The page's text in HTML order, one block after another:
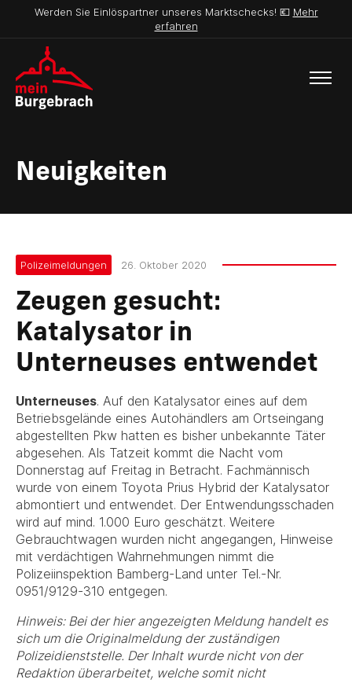
Werden Sie Einlöspartner unseres Marktschecks! 💶 Mehr
erfahren
Neuigkeiten
Polizeimeldungen 26. Oktober 2020
Zeugen gesucht:
Katalysator in
Unterneuses entwendet
Unterneuses. Auf den Katalysator eines auf dem
Betriebsgelände eines Autohändlers am Ortseingang
abgestellten Pkw hatten es bisher unbekannte Täter
abgesehen. Als Tatzeit kommt die Nacht vom
Donnerstag auf Freitag in Betracht. Fachmännisch
wurde von einem Toyota Prius Hybrid der Katalysator
abmontiert und entwendet. Der Entwendungsschaden
wird auf mind. 1.000 Euro geschätzt. Weitere
Gebrauchtwagen wurden nicht angegangen, Hinweise
mit verdächtigen Wahrnehmungen nimmt die
Polizeiinspektion Bamberg-Land unter Tel.-Nr.
0951/9129-310 entgegen.
Hinweis: Bei der hier angezeigten Meldung handelt es
sich um die Originalmeldung der zuständigen
Polizeidienststelle. Der Inhalt wurde nicht von der
Redaktion überarbeitet, welche somit nicht